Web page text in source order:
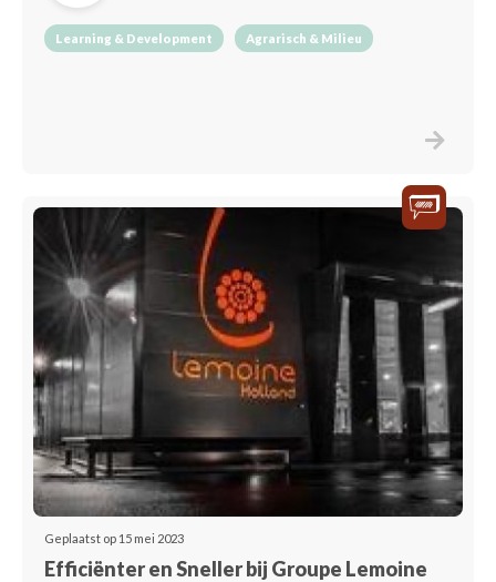
Learning & Development Agrarisch & Milieu
Geplaatst op 15 mei 2023
Efficiënter en Sneller bij Groupe Lemoine